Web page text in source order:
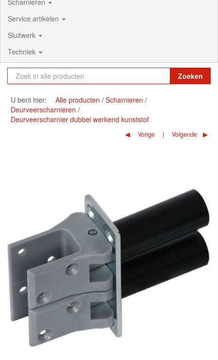
Service artikelen
Sluitwerk
Techniek
Zoeken
U bent hier: Alle producten
Scharnieren
Deurveerscharnieren
Deurveerscharnier dubbel werkend kunststof
Vorige Volgende